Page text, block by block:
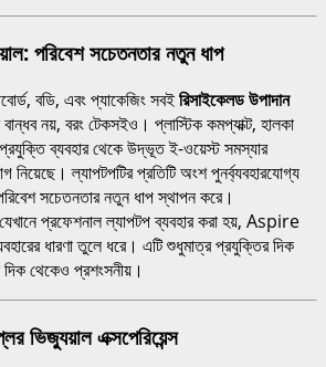
পরিবেশ সচেতনতার নতুন ধাপ
বডি, এবং প্যাকেজিং সবইরিসাইকেলড উপাদান
নয়, বরং টেকসইও। প্লাস্টিক কমপ্যাক্ট, হালকা
ব্যবহার থেকে উদ্ভূত ই-ওয়েস্ট সমস্যার
ল্যাপটপটির প্রতিটি অংশ পুনর্ব্যবহারযোগ্য
সচেতনতার নতুন ধাপ স্থাপন করে।
প্রফেশনাল ল্যাপটপ ব্যবহার করা হয়, Aspire
ধারণা তুলে ধরে। এটি শুধুমাত্র প্রযুক্তির দিক
থেকেও প্রশংসনীয়।
এক্সপেরিয়েন্স